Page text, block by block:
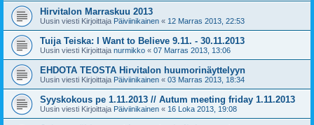
Hirvitalon Marraskuu 2013
Uusin viesti Kirjoittaja Päiviinikainen « 12 Marras 2013, 22:53
Tuija Teiska: I Want to Believe 9.11. - 30.11.2013
Uusin viesti Kirjoittaja nurmikko « 07 Marras 2013, 13:06
EHDOTA TEOSTA Hirvitalon huumorinäyttelyyn
Uusin viesti Kirjoittaja Päiviinikainen « 03 Marras 2013, 18:34
Syyskokous pe 1.11.2013 // Autum meeting friday 1.11.2013
Uusin viesti Kirjoittaja Päiviinikainen « 16 Loka 2013, 19:08